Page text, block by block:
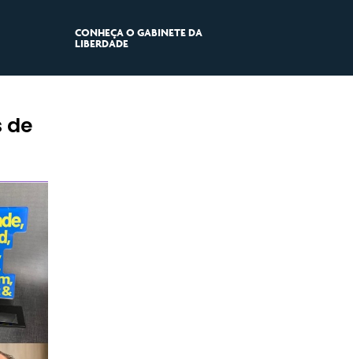
CONHEÇA O GABINETE DA
LIBERDADE
de